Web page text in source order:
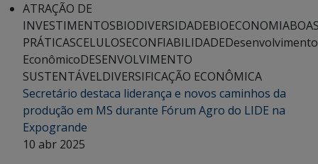
ATRAÇÃO DE
INVESTIMENTOSBIODIVERSIDADEBIOECONOMIA
PRÁTICASCELULOSECONFIABILIDADEDesenvolvimento
EconômicoDESENVOLVIMENTO
SUSTENTÁVELDIVERSIFICAÇÃO ECONÔMICA
Secretário destaca liderança e novos caminhos da
produção em MS durante Fórum Agro do LIDE na
Expogrande
10 abr 2025